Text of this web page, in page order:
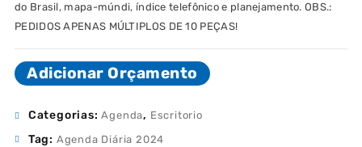
do Brasil, mapa-múndi, índice telefônico e planejamento. OBS.:
PEDIDOS APENAS MÚLTIPLOS DE 10 PEÇAS!
Adicionar Orçamento
Categorias:Agenda, Escritorio
Tag: Agenda Diária 2024